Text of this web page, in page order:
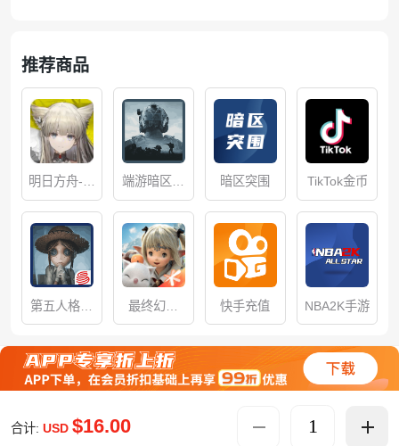
推荐商品
明日方舟-终
末地
端游暗区突
围无限
暗区突围 TikTok金币
第五人格储
值
最终幻想
14：水晶世
界
快手充值 NBA2K手游
合计: USD $16.00